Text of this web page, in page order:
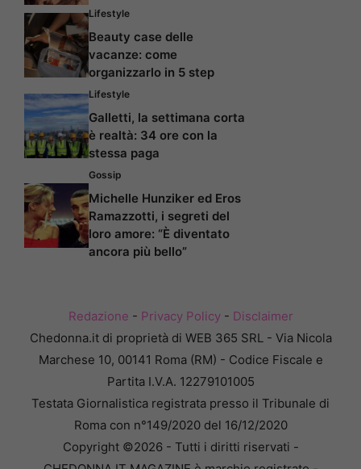
Lifestyle
Beauty case delle
vacanze: come
organizzarlo in 5 step
Lifestyle
Galletti, la settimana corta
è realtà: 34 ore con la
stessa paga
Gossip
Michelle Hunziker ed Eros
Ramazzotti, i segreti del
loro amore: “È diventato
ancora più bello”
Redazione - Privacy Policy- Disclaimer
Chedonna.it di proprietà di WEB 365 SRL - Via Nicola
Marchese 10, 00141 Roma (RM) - Codice Fiscale e
Partita I.V.A. 12279101005
Testata Giornalistica registrata presso il Tribunale di
Roma con n°149/2020 del 16/12/2020
Copyright ©2026 - Tutti i diritti riservati -